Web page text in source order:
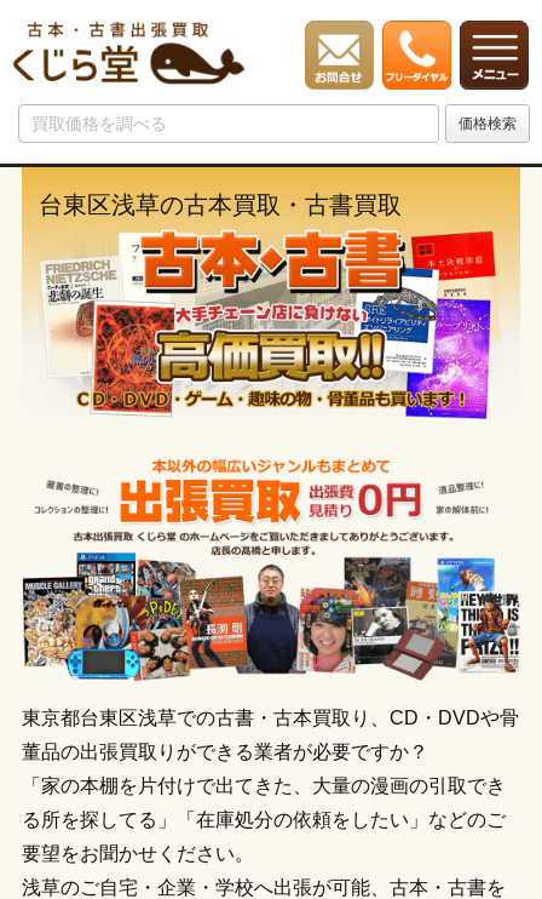
台東区浅草の古本買取・古書買取
東京都台東区浅草での古書・古本買取り、CD・DVDや骨
董品の出張買取りができる業者が必要ですか？
「家の本棚を片付けで出てきた、大量の漫画の引取でき
る所を探してる」「在庫処分の依頼をしたい」などのご
要望をお聞かせください。
浅草のご自宅・企業・学校へ出張が可能、古本・古書を